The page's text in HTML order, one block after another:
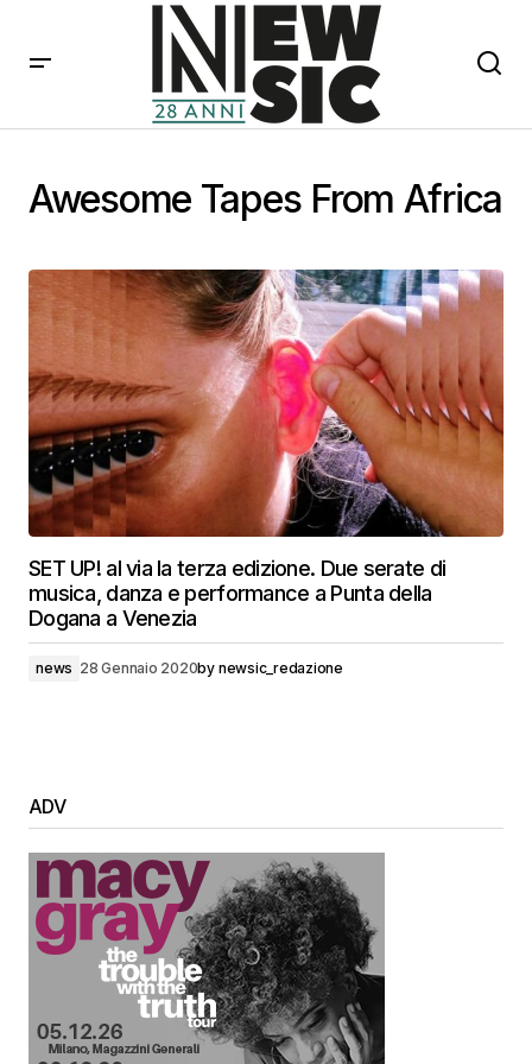
Awesome Tapes From Africa
SET UP! al via la terza edizione. Due serate di
musica, danza e performance a Punta della
Dogana a Venezia
news 28 Gennaio 2020by newsic_redazione
ADV